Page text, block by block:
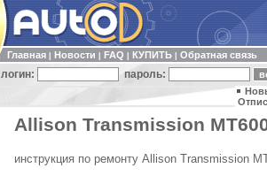
Главная Новости FAQ КУПИТЬ Обратная связь
логин: пароль:
Allison Transmission
инструкция по ремонту Allison Transmission